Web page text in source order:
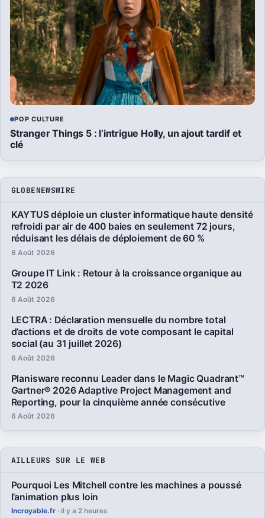
POP CULTURE
Stranger Things 5 : l’intrigue Holly, un ajout tardif et
clé
GLOBENEWSWIRE
KAYTUS déploie un cluster informatique haute densité
refroidi par air de 400 baies en seulement 72 jours,
réduisant les délais de déploiement de 60 %
6 Août 2026
Groupe IT Link : Retour à la croissance organique au
T2 2026
6 Août 2026
LECTRA : Déclaration mensuelle du nombre total
d’actions et de droits de vote composant le capital
social (au 31 juillet 2026)
6 Août 2026
Planisware reconnu Leader dans le Magic Quadrant™
Gartner® 2026 Adaptive Project Management and
Reporting, pour la cinquième année consécutive
6 Août 2026
AILLEURS SUR LE WEB
Pourquoi Les Mitchell contre les machines a poussé
l’animation plus loin
Incroyable.fr· il y a 2 heures